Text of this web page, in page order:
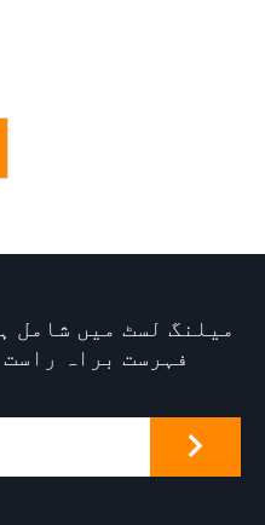
میلنگ لسٹ میں شامل
فہرست براہ